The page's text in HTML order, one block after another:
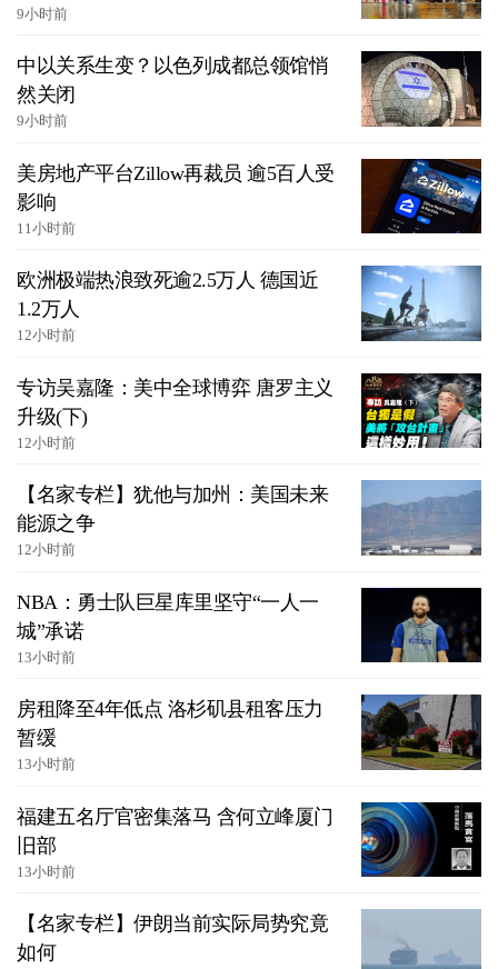
9小时前
中以关系生变？以色列成都总领馆悄
然关闭
9小时前
美房地产平台Zillow再裁员 逾5百人受
影响
11小时前
欧洲极端热浪致死逾2.5万人 德国近
1.2万人
12小时前
专访吴嘉隆：美中全球博弈 唐罗主义
升级(下)
12小时前
【名家专栏】犹他与加州：美国未来
能源之争
12小时前
NBA：勇士队巨星库里坚守“一人一
城”承诺
13小时前
房租降至4年低点 洛杉矶县租客压力
暂缓
13小时前
福建五名厅官密集落马 含何立峰厦门
旧部
13小时前
【名家专栏】伊朗当前实际局势究竟
如何